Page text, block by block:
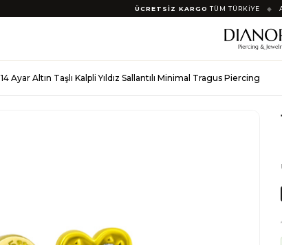
ÜCRETSİZ KARGO TÜM TÜRKİYE ◆
14 Ayar Altın Taşlı Kalpli Yıldız Sallantılı Minimal Tragus Piercing